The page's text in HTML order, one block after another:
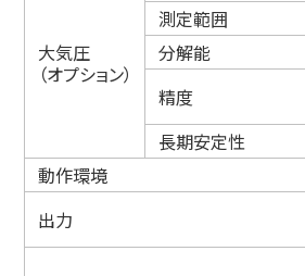
大気圧
（オプション）
測定範囲
分解能
精度
長期安定性
動作環境
出力